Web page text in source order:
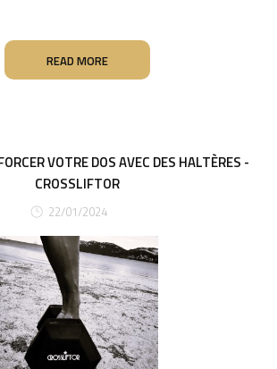
READ MORE
VOTRE DOS AVEC DES HALTÈRES -
CROSSLIFTOR
22/01/2024